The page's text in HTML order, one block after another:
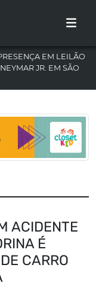
EM LEILÃO
JR. EM SÃO
ACIDENTE
É
CARRO